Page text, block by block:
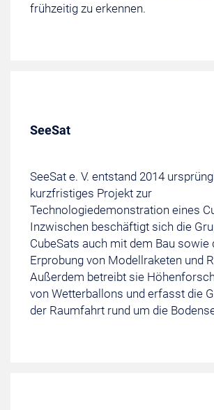
frühzeitig zu erkennen.
SeeSat
SeeSat e. V. entstand 2014
kurzfristiges Projekt zur
Technologiedemonstration eines
Inzwischen beschäftigt sich die
CubeSats auch mit dem Bau sowie
Erprobung von Modellraketen und
Außerdem betreibt sie
von Wetterballons und erfasst die
der Raumfahrt rund um die